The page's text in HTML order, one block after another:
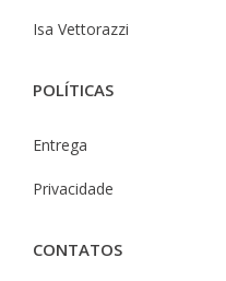
Isa Vettorazzi
POLÍTICAS
Entrega
Privacidade
CONTATOS